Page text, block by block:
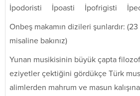
İpodoristi İpoasti İpofrigisti
Onbeş makamın dizileri şunlardır:
misaline bakınız)
Yunan musikisinin büyük çapta
eziyetler çektiğini gördükçe Türk
alimlerden mahrum ve masun